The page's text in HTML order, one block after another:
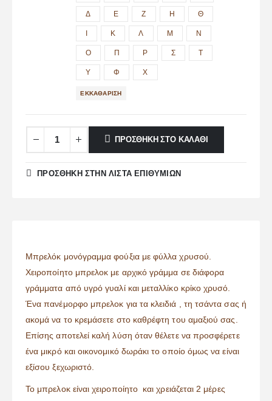
Δ Ε Ζ Η Θ
Κ Λ Μ Ν
Ο Π Ρ Σ Τ
Υ Φ Χ
ΕΚΚΑΘΆΡΙΣΗ
ΠΡΟΣΘΉΚΗ ΣΤΟ ΚΑΛΆΘΙ
ΠΡΌΣΘΉΚΗ ΣΤΗΝ ΛΊΣΤΑ ΕΠΙΘΥΜΙΏΝ
Μπρελόκ μονόγραμμα φούξια με φύλλα χρυσού.
Χειροποίητο μπρελοκ με αρχικό γράμμα σε διάφορα
γράμματα από υγρό γυαλί και μεταλλίκο κρίκο χρυσό.
Ένα πανέμορφο μπρελοκ για τα κλειδιά , τη τσάντα σας ή
ακομά να το κρεμάσετε στο καθρέφτη του αμαξιού σας.
Επίσης αποτελεί καλή λύση όταν θέλετε να προσφέρετε
ένα μικρό και οικονομικό δωράκι το οποίο όμως να είναι
εξίσου ξεχωριστό.
Το μπρελοκ είναι χειροποίητο και χρειάζεται 2 μέρες